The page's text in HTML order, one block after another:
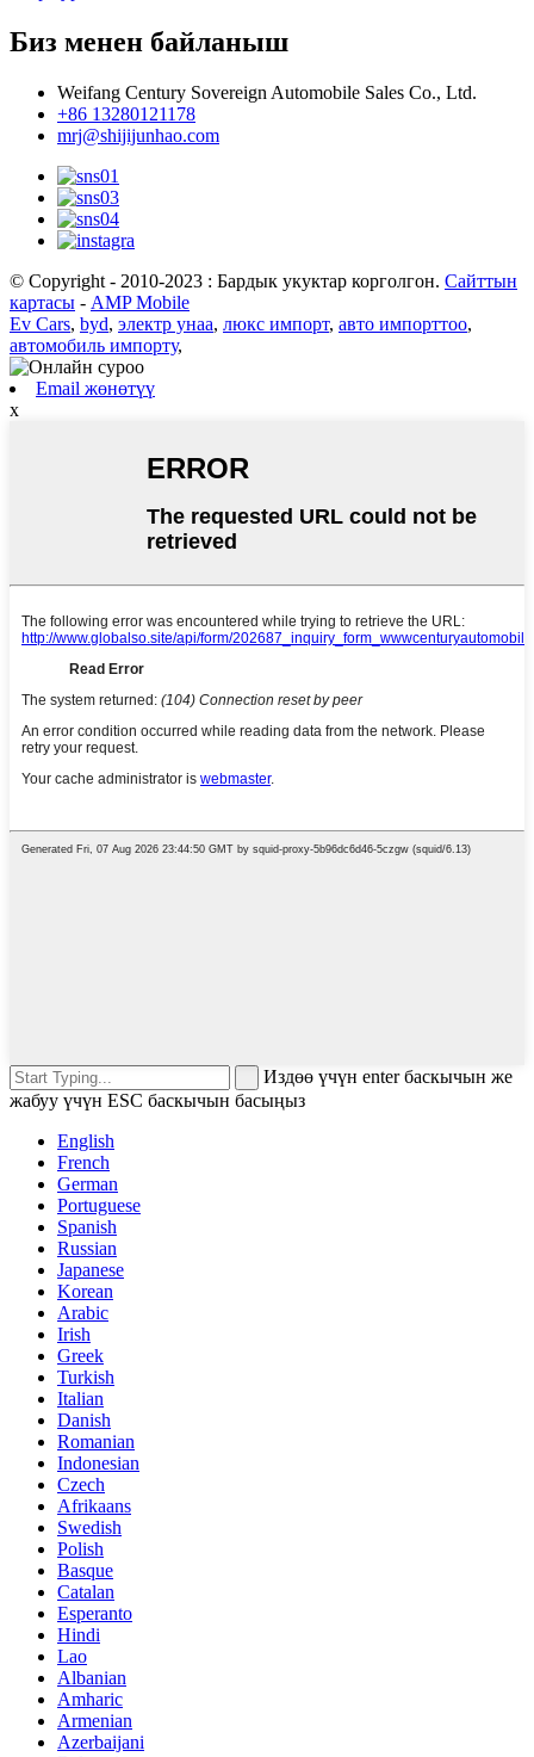
Биз менен байланыш
Weifang Century Sovereign Automobile Sales Co., Ltd.
+86 13280121178
mrj@shijijunhao.com
© Copyright - 2010-2023 : Бардык укуктар корголгон. Сайттын
картасы - AMP Mobile
Ev Cars, byd, электр унаа, люкс импорт, авто импорттоо,
автомобиль импорту,
Email жөнөтүү
x
Издөө үчүн enter баскычын же
жабуу үчүн ESC баскычын басыңыз
English
French
German
Portuguese
Spanish
Russian
Japanese
Korean
Arabic
Irish
Greek
Turkish
Italian
Danish
Romanian
Indonesian
Czech
Afrikaans
Swedish
Polish
Basque
Catalan
Esperanto
Hindi
Lao
Albanian
Amharic
Armenian
Azerbaijani